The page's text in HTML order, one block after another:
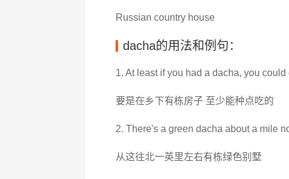
Russian country house
dacha的用法和例句：
1. At least if you had a dacha, you could
要是在乡下有栋房子 至少能种点吃的
2. There's a green dacha about a mile
从这往北一英里左右有栋绿色别墅